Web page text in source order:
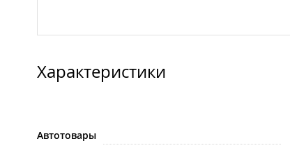
Характеристики
Автотовары